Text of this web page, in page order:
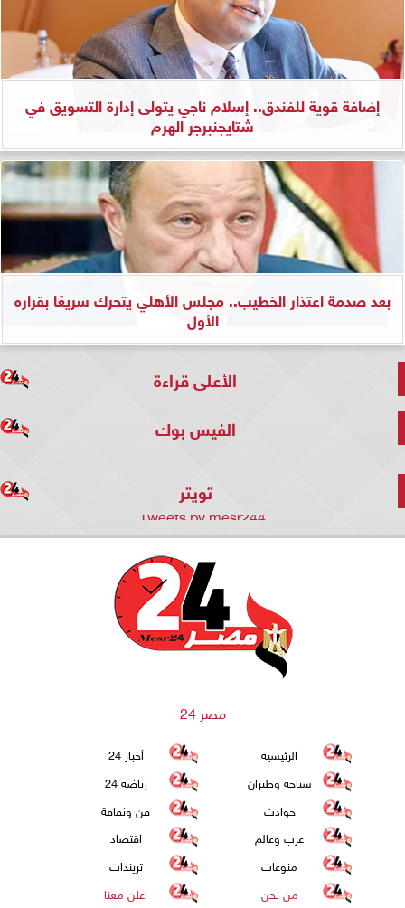
إضافة قوية للفندق.. إسلام ناجي يتولى إدارة التسويق في
شتايجنبرجر الهرم
بعد صدمة اعتذار الخطيب.. مجلس الأهلي يتحرك سريعًا بقراره
الأول
الأعلى قراءة
الفيس بوك
تويتر
Tweets by mesr244
مصر 24
الرئيسية
أخبار 24
سياحة وطيران
رياضة 24
حوادث
فن وثقافة
عرب وعالم
اقتصاد
منوعات
تريندات
من نحن
اعلن معنا